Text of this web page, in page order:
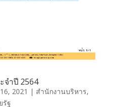
จำปี 2564
2021 | สำนักงานบริหาร,
รัฐ